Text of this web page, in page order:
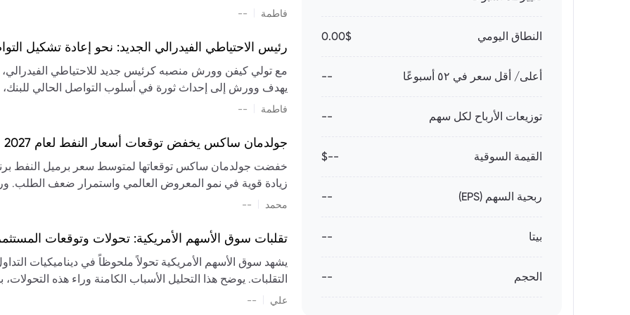
النطاق اليومي 0.00$
أعلى/ أقل سعر في ٥٢ أسبوعًا --
توزيعات الأرباح لكل سهم --
القيمة السوقية --$
ربحية السهم (EPS) --
بيتا --
الحجم --
تشكيل تقييم الصناعة، مع توقعات بارتفاع مستمر في الأسعار
فاطمة --
رئيس الاحتياطي الفيدرالي الجديد: نحو إعادة تشكيل
مع تولي كيفن وورش منصبه كرئيس جديد للاحتياطي الفيدرالي،
يهدف وورش إلى إحداث ثورة في أسلوب التواصل الحالي للبنك،
السياسة ويمنح البنك المركزي دوراً مبالغاً فيه. يسعى إلى
فاطمة --
جولدمان ساكس يخفض توقعات أسعار النفط لعام 2027 وسط تغيرات في العرض والطلب
زيادة قوية في نمو المعروض العالمي واستمرار ضعف الطلب.
العالمية في الربع الثاني
سابقًا. من المتوقع عودة صادرات دول الخليج إلى طبيعتها
عدم اليقين الجيوسياسي يمكن أن يؤدي إلى تقلبات سعرية
استمرار الاضطرابات، وسيناريوهات لانخفاض الأسعار في
إضافي.
محمد --
تقلبات سوق الأسهم الأمريكية: تحولات وتوقعات
يشهد سوق الأسهم الأمريكية تحولاً ملحوظاً في ديناميكيات
التقلبات. يوضح هذا التحليل الأسباب الكامنة وراء هذه
علي --